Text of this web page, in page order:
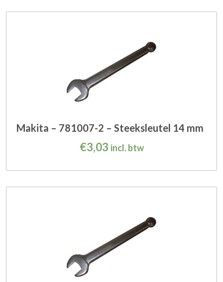
Makita – 781007-2 – Steeksleutel 14 mm
€3,03 incl. btw